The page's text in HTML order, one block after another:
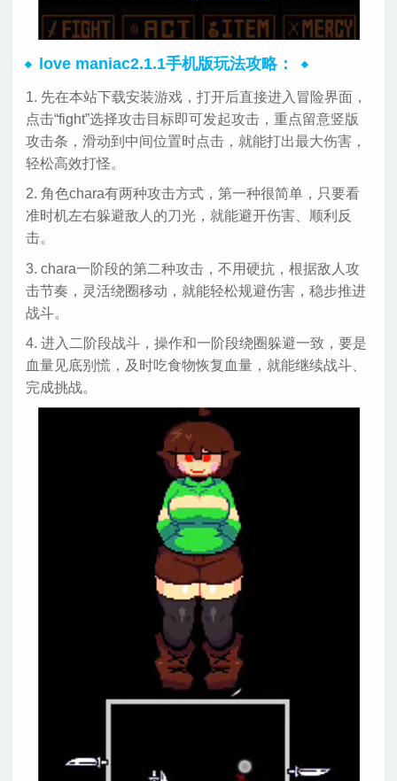
love maniac2.1.1手机版玩法攻略：
1. 先在本站下载安装游戏，打开后直接进入冒险界面，
点击“fight”选择攻击目标即可发起攻击，重点留意竖版
攻击条，滑动到中间位置时点击，就能打出最大伤害，
轻松高效打怪。
2. 角色chara有两种攻击方式，第一种很简单，只要看
准时机左右躲避敌人的刀光，就能避开伤害、顺利反
击。
3. chara一阶段的第二种攻击，不用硬抗，根据敌人攻
击节奏，灵活绕圈移动，就能轻松规避伤害，稳步推进
战斗。
4. 进入二阶段战斗，操作和一阶段绕圈躲避一致，要是
血量见底别慌，及时吃食物恢复血量，就能继续战斗、
完成挑战。